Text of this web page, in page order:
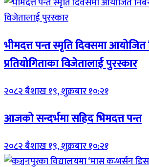
भीमदत्त पन्त स्मृति दिवसमा आयोजित
प्रतियोगिताका विजेतालाई पुरस्कार
२०८२ बैशाख १९, शुक्रबार १०:२१
आजको सन्दर्भमा सहिद भिमदत्त पन्त
२०८२ बैशाख १९, शुक्रबार १०:२१